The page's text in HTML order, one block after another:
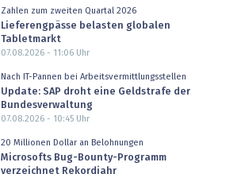
Zahlen zum zweiten Quartal 2026
Lieferengpässe belasten globalen
Tabletmarkt
07.08.2026 - 11:06Uhr
Nach IT-Pannen bei Arbeitsvermittlungsstellen
Update: SAP droht eine Geldstrafe der
Bundesverwaltung
07.08.2026 - 10:45Uhr
20 Millionen Dollar an Belohnungen
Microsofts Bug-Bounty-Programm
verzeichnet Rekordjahr